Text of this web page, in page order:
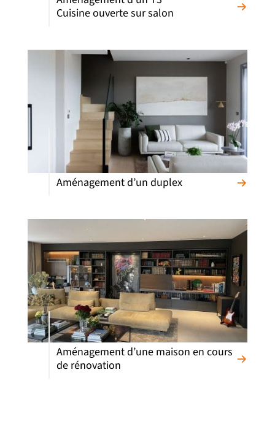
Cuisine ouverte sur salon
Aménagement d’un duplex
Aménagement d’une maison en cours
de rénovation